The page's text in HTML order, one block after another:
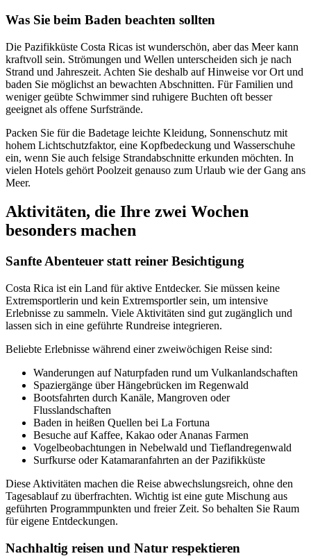
Was Sie beim Baden beachten sollten
Die Pazifikküste Costa Ricas ist wunderschön, aber das Meer kann
kraftvoll sein. Strömungen und Wellen unterscheiden sich je nach
Strand und Jahreszeit. Achten Sie deshalb auf Hinweise vor Ort und
baden Sie möglichst an bewachten Abschnitten. Für Familien und
weniger geübte Schwimmer sind ruhigere Buchten oft besser
geeignet als offene Surfstrände.
Packen Sie für die Badetage leichte Kleidung, Sonnenschutz mit
hohem Lichtschutzfaktor, eine Kopfbedeckung und Wasserschuhe
ein, wenn Sie auch felsige Strandabschnitte erkunden möchten. In
vielen Hotels gehört Poolzeit genauso zum Urlaub wie der Gang ans
Meer.
Aktivitäten, die Ihre zwei Wochen
besonders machen
Sanfte Abenteuer statt reiner Besichtigung
Costa Rica ist ein Land für aktive Entdecker. Sie müssen keine
Extremsportlerin und kein Extremsportler sein, um intensive
Erlebnisse zu sammeln. Viele Aktivitäten sind gut zugänglich und
lassen sich in eine geführte Rundreise integrieren.
Beliebte Erlebnisse während einer zweiwöchigen Reise sind:
Wanderungen auf Naturpfaden rund um Vulkanlandschaften
Spaziergänge über Hängebrücken im Regenwald
Bootsfahrten durch Kanäle, Mangroven oder
Flusslandschaften
Baden in heißen Quellen bei La Fortuna
Besuche auf Kaffee, Kakao oder Ananas Farmen
Vogelbeobachtungen in Nebelwald und Tieflandregenwald
Surfkurse oder Katamaranfahrten an der Pazifikküste
Diese Aktivitäten machen die Reise abwechslungsreich, ohne den
Tagesablauf zu überfrachten. Wichtig ist eine gute Mischung aus
geführten Programmpunkten und freier Zeit. So behalten Sie Raum
für eigene Entdeckungen.
Nachhaltig reisen und Natur respektieren